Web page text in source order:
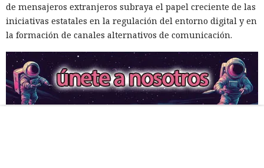
de mensajeros extranjeros subraya el papel creciente de las
iniciativas estatales en la regulación del entorno digital y en
la formación de canales alternativos de comunicación.